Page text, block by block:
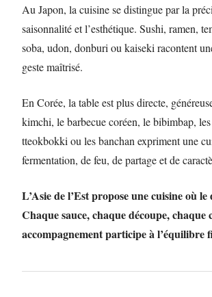
Au Japon, la cuisine se distingue par la
saisonnalité et l’esthétique. Sushi, ramen,
soba, udon, donburi ou kaiseki racontent
geste maîtrisé.
En Corée, la table est plus directe,
kimchi, le barbecue coréen, le bibimbap,
tteokbokki ou les banchan expriment une
fermentation, de feu, de partage et de
L’Asie de l’Est propose une cuisine où
Chaque sauce, chaque découpe, chaque
accompagnement participe à l’équilibre